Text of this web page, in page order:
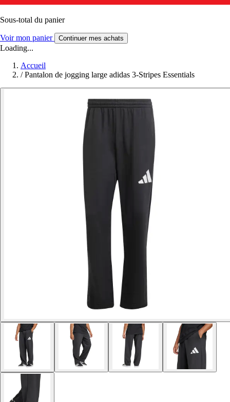
Sous-total du panier
Voir mon panier Continuer mes achats
Loading...
Accueil
/ Pantalon de jogging large adidas 3-Stripes Essentials